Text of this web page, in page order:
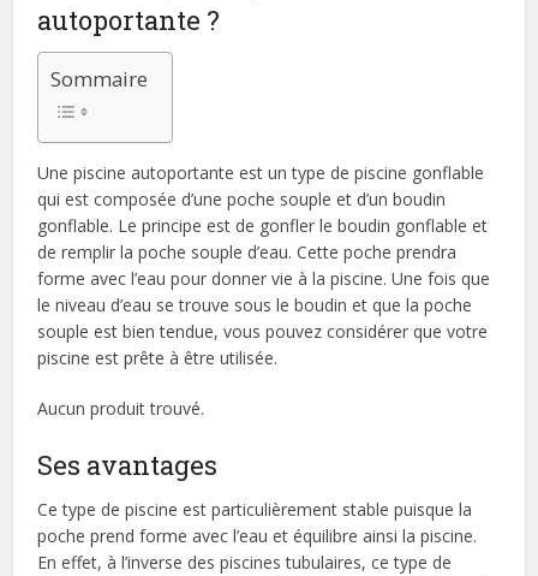
autoportante ?
Sommaire
Une piscine autoportante est un type de piscine gonflable
qui est composée d’une poche souple et d’un boudin
gonflable. Le principe est de gonfler le boudin gonflable et
de remplir la poche souple d’eau. Cette poche prendra
forme avec l’eau pour donner vie à la piscine. Une fois que
le niveau d’eau se trouve sous le boudin et que la poche
souple est bien tendue, vous pouvez considérer que votre
piscine est prête à être utilisée.
Aucun produit trouvé.
Ses avantages
Ce type de piscine est particulièrement stable puisque la
poche prend forme avec l’eau et équilibre ainsi la piscine.
En effet, à l’inverse des piscines tubulaires, ce type de